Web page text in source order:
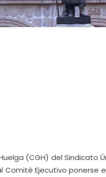
(CGH) del Sindicato
Comité Ejecutivo